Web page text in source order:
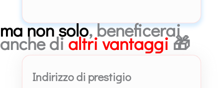
ma non solo, beneficerai
anche dialtri vantaggi🎁
Indirizzo di prestigio